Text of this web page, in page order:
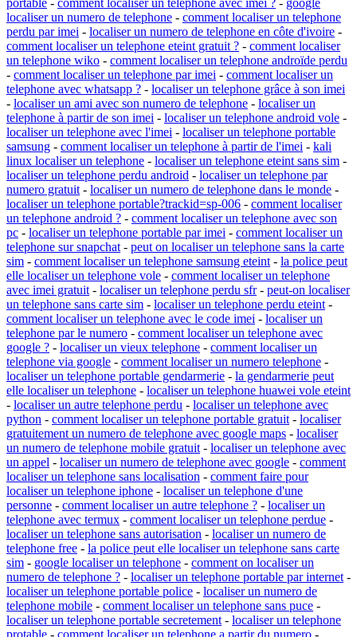
localiser un numero de telephone - comment localiser un telephone
perdu par imei - localiser un numero de telephone en côte d'ivoire -
comment localiser un telephone eteint gratuit ? - comment localiser
un telephone wiko - comment localiser un telephone androïde perdu
- comment localiser un telephone par imei - comment localiser un
telephone avec whatsapp ? - localiser un telephone grâce à son imei
- localiser un ami avec son numero de telephone - localiser un
telephone à partir de son imei - localiser un telephone android vole -
localiser un telephone avec l'imei - localiser un telephone portable
samsung - comment localiser un telephone à partir de l'imei - kali
linux localiser un telephone - localiser un telephone eteint sans sim -
localiser un telephone perdu android - localiser un telephone par
numero gratuit - localiser un numero de telephone dans le monde -
localiser un telephone portable?trackid=sp-006 - comment localiser
un telephone android ? - comment localiser un telephone avec son
pc - localiser un telephone portable par imei - comment localiser un
telephone sur snapchat - peut on localiser un telephone sans la carte
sim - comment localiser un telephone samsung eteint - la police peut
elle localiser un telephone vole - comment localiser un telephone
avec imei gratuit - localiser un telephone perdu sfr- peut-on localiser
un telephone sans carte sim - localiser un telephone perdu eteint -
comment localiser un telephone avec le code imei - localiser un
telephone par le numero - comment localiser un telephone avec
google ? - localiser un vieux telephone - comment localiser un
telephone via google - comment localiser un numero telephone -
localiser un telephone portable gendarmerie - la gendarmerie peut
elle localiser un telephone - localiser un telephone huawei vole eteint
- localiser un autre telephone perdu - localiser un telephone avec
python - comment localiser un telephone portable gratuit - localiser
gratuitement un numero de telephone avec google maps - localiser
un numero de telephone mobile gratuit - localiser un telephone avec
un appel - localiser un numero de telephone avec google - comment
localiser un telephone sans localisation - comment faire pour
localiser un telephone iphone - localiser un telephone d'une
personne - comment localiser un autre telephone ? - localiser un
telephone avec termux - comment localiser un telephone perdue -
localiser un telephone sans autorisation - localiser un numero de
telephone free - la police peut elle localiser un telephone sans carte
sim - google localiser un telephone - comment on localiser un
numero de telephone ? - localiser un telephone portable par internet -
localiser un telephone portable police - localiser un numero de
telephone mobile - comment localiser un telephone sans puce -
localiser un telephone portable secretement - localiser un telephone
protable - comment localiser un telephone a partir du numero -